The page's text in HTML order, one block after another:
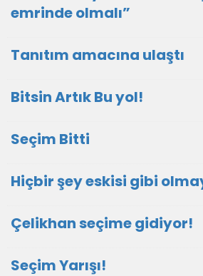
emrinde olmalı”
Tanıtım amacına ulaştı
Bitsin Artık Bu yol!
Seçim Bitti
Hiçbir şey eskisi gibi
Çelikhan seçime gidiyor!
Seçim Yarışı!